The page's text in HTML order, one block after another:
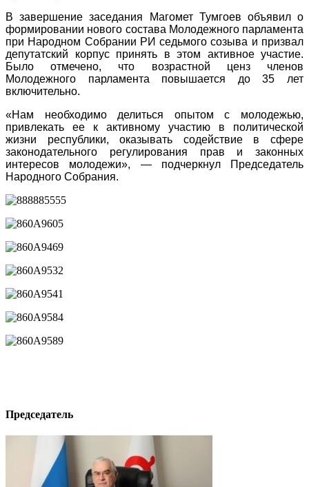
В завершение заседания Магомет Тумгоев объявил о
формировании нового состава Молодежного парламента
при Народном Собрании РИ седьмого созыва и призвал
депутатский корпус принять в этом активное участие.
Было отмечено, что возрастной ценз членов
Молодежного парламента повышается до 35 лет
включительно.
«Нам необходимо делиться опытом с молодежью,
привлекать ее к активному участию в политической
жизни республики, оказывать содействие в сфере
законодательного регулирования прав и законных
интересов молодежи», — подчеркнул Председатель
Народного Собрания.
Председатель